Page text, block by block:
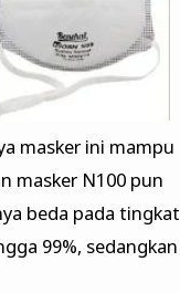
masker ini mampu
masker N100 pun
beda pada tingkat
99%, sedangkan